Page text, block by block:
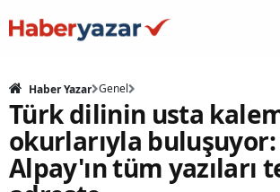
Haber Yazar Genel
Türk dilinin usta
okurlarıyla
Alpay'ın tüm yazıları